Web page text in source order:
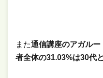
また通信講座のアガル
者全体の31.03%は30代